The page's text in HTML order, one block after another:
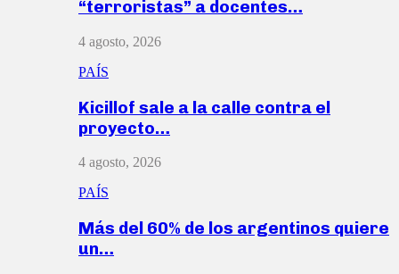
“terroristas” a docentes…
4 agosto, 2026
PAÍS
Kicillof sale a la calle contra el
proyecto…
4 agosto, 2026
PAÍS
Más del 60% de los argentinos quiere
un…